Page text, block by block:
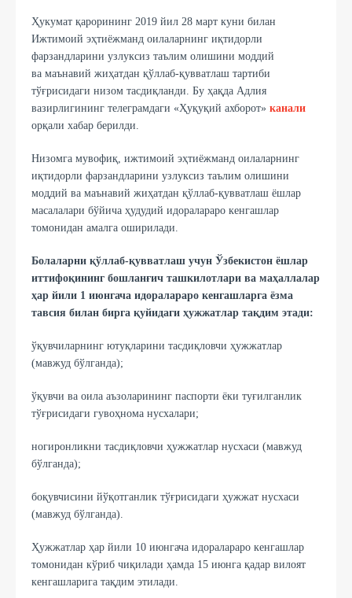
Ҳукумат қарорининг 2019 йил 28 март куни билан
Ижтимоий эҳтиёжманд оилаларнинг иқтидорли
фарзандларини узлуксиз таълим олишини моддий
ва маънавий жиҳатдан қўллаб-қувватлаш тартиби
тўғрисидаги низом тасдиқланди. Бу ҳақда Адлия
вазирлигининг телеграмдаги «Ҳуқуқий ахборот» канали
орқали хабар берилди.
Низомга мувофиқ, ижтимоий эҳтиёжманд оилаларнинг
иқтидорли фарзандларини узлуксиз таълим олишини
моддий ва маънавий жиҳатдан қўллаб-қувватлаш ёшлар
масалалари бўйича ҳудудий идоралараро кенгашлар
томонидан амалга оширилади.
Болаларни қўллаб-қувватлаш учун Ўзбекистон ёшлар
иттифоқининг бошланғич ташкилотлари ва маҳаллалар
ҳар йили 1 июнгача идоралараро кенгашларга ёзма
тавсия билан бирга қуйидаги ҳужжатлар тақдим этади:
ўқувчиларнинг ютуқларини тасдиқловчи ҳужжатлар
(мавжуд бўлганда);
ўқувчи ва оила аъзоларининг паспорти ёки туғилганлик
тўғрисидаги гувоҳнома нусхалари;
ногиронликни тасдиқловчи ҳужжатлар нусхаси (мавжуд
бўлганда);
боқувчисини йўқотганлик тўғрисидаги ҳужжат нусхаси
(мавжуд бўлганда).
Ҳужжатлар ҳар йили 10 июнгача идоралараро кенгашлар
томонидан кўриб чиқилади ҳамда 15 июнга қадар вилоят
кенгашларига тақдим этилади.